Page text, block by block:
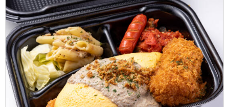
品な味付けで美味しかったのですが、ローストビーフの味
付けがもう少しはっきりしていると、さらにお肉の満足感
が上がり嬉しいです。
ご利用シーン：ロケ・撮影›スタジオ撮影
東京都渋谷区恵比寿2026/07/27